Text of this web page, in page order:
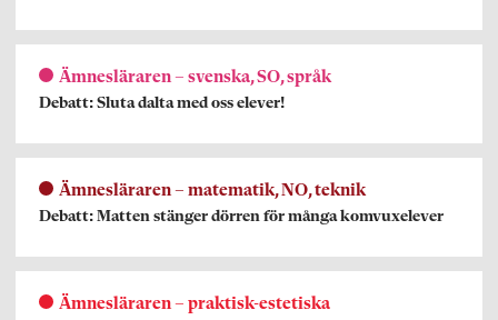
Ämnesläraren – svenska, SO, språk
Debatt: Sluta dalta med oss elever!
Ämnesläraren – matematik, NO, teknik
Debatt: Matten stänger dörren för många komvuxelever
Ämnesläraren – praktisk-estetiska